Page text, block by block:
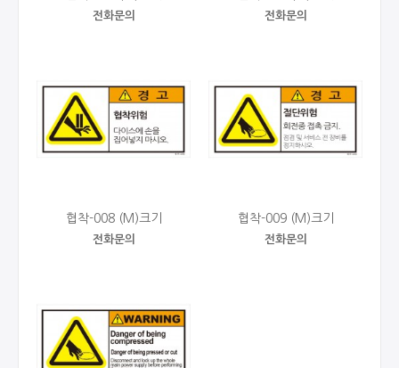
전화문의 전화문의
협착-008 (M)크기
전화문의
협착-009 (M)크기
전화문의